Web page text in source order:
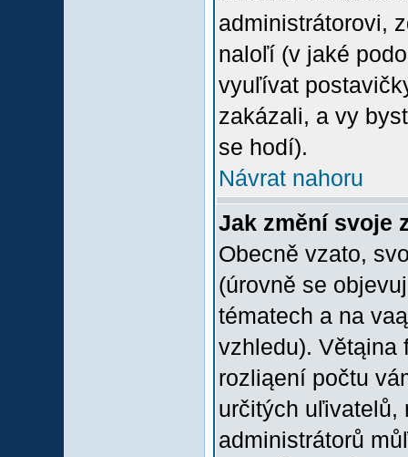
administrátorovi,
naloľí (v jaké
vyuľívat
zakázali, a vy
se hodí).
Návrat nahoru
Jak změní svoje
Obecně vzato,
(úrovně se
tématech a na
vzhledu). Větąina
rozliąení počtu
určitých uľivatelů,
administrátorů